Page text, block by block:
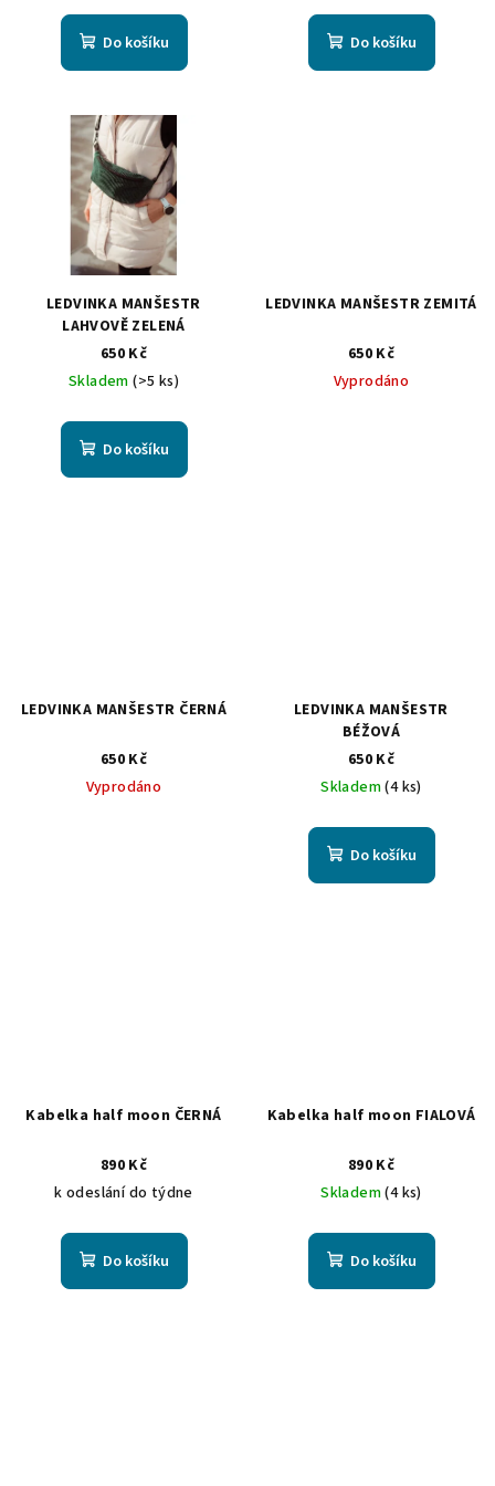
Do košíku Do košíku
LEDVINKA MANŠESTR
LAHVOVĚ ZELENÁ
650 Kč
Skladem(>5 ks)
Do košíku
LEDVINKA MANŠESTR ZEMITÁ
650 Kč
Vyprodáno
LEDVINKA MANŠESTR ČERNÁ
650 Kč
Vyprodáno
LEDVINKA MANŠESTR
BÉŽOVÁ
650 Kč
Skladem(4 ks)
Do košíku
Kabelka half moon ČERNÁ
890 Kč
k odeslání do týdne
Do košíku
Kabelka half moon FIALOVÁ
890 Kč
Skladem(4 ks)
Do košíku